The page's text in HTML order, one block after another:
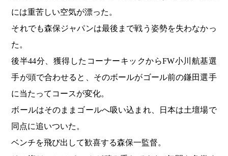
には重苦しい空気が漂った。
それでも森保ジャパンは最後まで戦う姿勢を失わなかっ
た。
後半44分、獲得したコーナーキックからFW小川航基選
手が頭で合わせると、そのボールがゴール前の鎌田選手
に当たってコースが変化。
ボールはそのままゴールへ吸い込まれ、日本は土壇場で
同点に追いついた。
ベンチを飛び出して歓喜する森保一監督。